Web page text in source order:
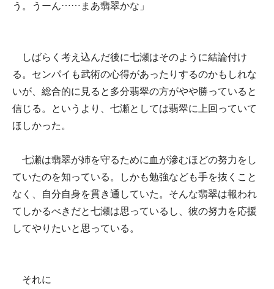
う。うーん……まあ翡翠かな」
しばらく考え込んだ後に七瀬はそのように結論付け
る。センパイも武術の心得があったりするのかもしれな
いが、総合的に見ると多分翡翠の方がやや勝っていると
信じる。というより、七瀬としては翡翠に上回っていて
ほしかった。
七瀬は翡翠が姉を守るために血が滲むほどの努力をし
ていたのを知っている。しかも勉強なども手を抜くこと
なく、自分自身を貫き通していた。そんな翡翠は報われ
てしかるべきだと七瀬は思っているし、彼の努力を応援
してやりたいと思っている。
それに